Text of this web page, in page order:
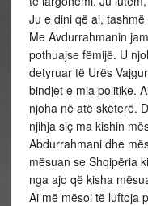
Ju e dini që ai,
Me Avdurrahmanin
pothuajse fëmijë. U
detyruar të Urës
bindjet e mia politike.
njoha në atë skëterë.
njihja siç ma kishin
Abdurrahmani dhe
mësuan se Shqipëria
nga ajo që kisha
Ai më mësoi të luftoja